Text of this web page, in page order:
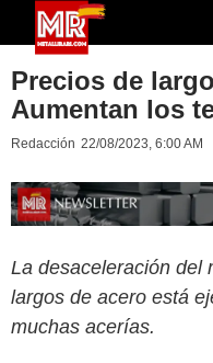
Precios de
Aumentan los
Redacción 22/08/2023, 6:00 AM
La desaceleración del
largos de acero está
muchas acerías.